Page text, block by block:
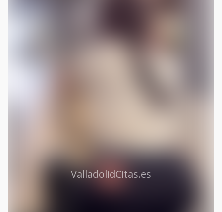
ValladolidCitas.es